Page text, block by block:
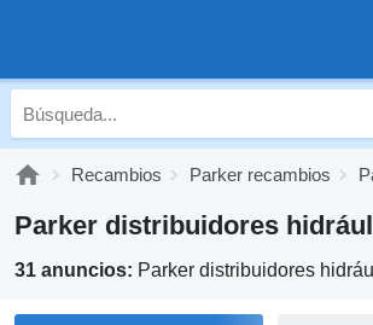
Recambios Parker recambios
Parker distribuidores
31 anuncios: Parker distribuidores